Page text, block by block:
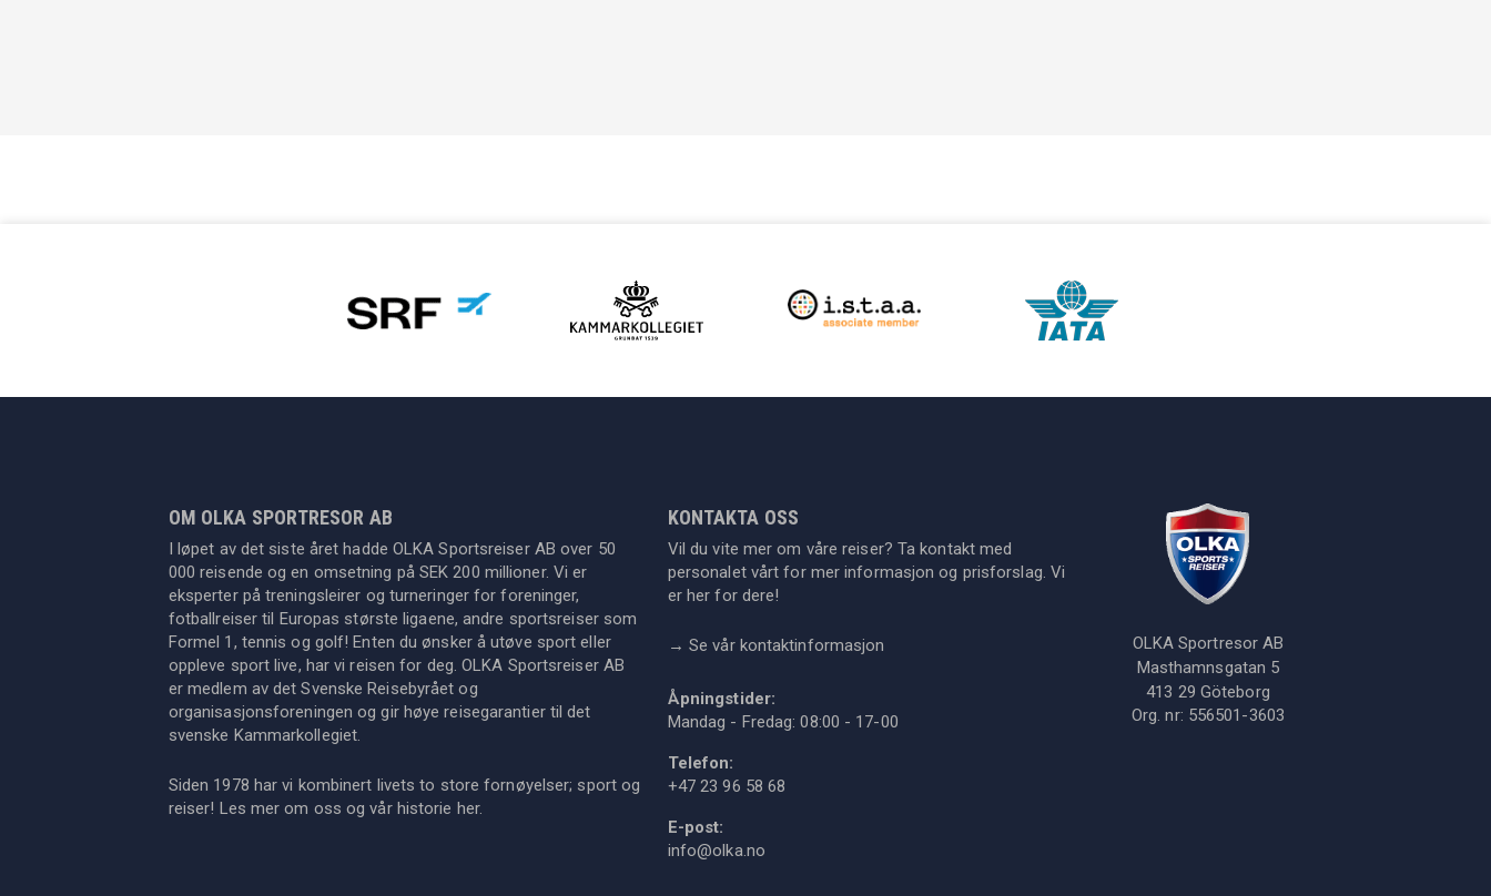
OM OLKA SPORTRESOR AB
I løpet av det siste året hadde OLKA Sportsreiser AB over 50
000 reisende og en omsetning på SEK 200 millioner. Vi er
eksperter på treningsleirer og turneringer for foreninger,
fotballreiser til Europas største ligaene, andre sportsreiser som
Formel 1, tennis og golf! Enten du ønsker å utøve sport eller
oppleve sport live, har vi reisen for deg. OLKA Sportsreiser AB
er medlem av det Svenske Reisebyrået og
organisasjonsforeningen og gir høye reisegarantier til det
svenske Kammarkollegiet.
Siden 1978 har vi kombinert livets to store fornøyelser; sport og
reiser! Les mer om oss og vår historie her.
KONTAKTA OSS
Vil du vite mer om våre reiser? Ta kontakt med
personalet vårt for mer informasjon og prisforslag. Vi
er her for dere!
→ Se vår kontaktinformasjon
Åpningstider:
Mandag - Fredag: 08:00 - 17-00
Telefon:
+47 23 96 58 68
E-post:
info@olka.no
OLKA Sportresor AB
Masthamnsgatan 5
413 29 Göteborg
Org. nr: 556501-3603